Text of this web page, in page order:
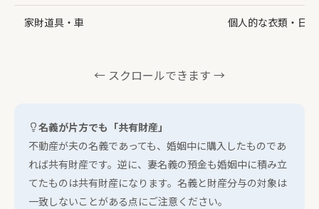
家財道具・車 個人的な衣類・日
← スクロールできます →
名義が片方でも「共有財産」
不動産が夫の名義であっても、婚姻中に購入したものであ
れば共有財産です。逆に、妻名義の預金も婚姻中に積み立
てたものは共有財産になります。名義と財産分与の対象は
一致しないことがある点にご注意ください。